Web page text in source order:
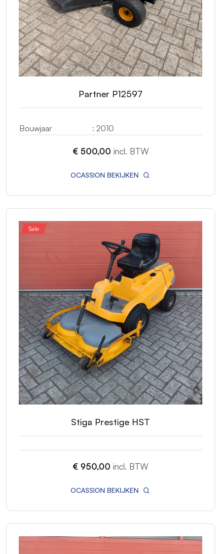
Partner P12597
Bouwjaar : 2010
€ 500,00 incl. BTW
OCASSION BEKIJKEN
Sale
Stiga Prestige HST
€ 950,00 incl. BTW
OCASSION BEKIJKEN